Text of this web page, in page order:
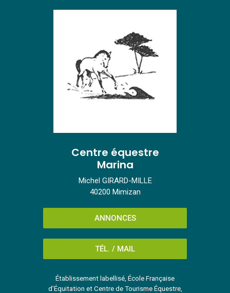
Centre équestre
Marina
Michel GIRARD-MILLE
40200 Mimizan
ANNONCES
TÉL. / MAIL
Établissement labellisé, École Française
d'Équitation et Centre de Tourisme Équestre,